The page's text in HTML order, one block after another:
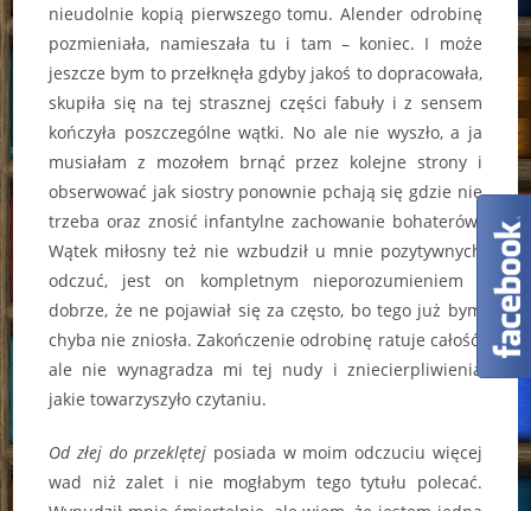
nieudolnie kopią pierwszego tomu. Alender odrobinę
pozmieniała, namieszała tu i tam – koniec. I może
jeszcze bym to przełknęła gdyby jakoś to dopracowała,
skupiła się na tej strasznej części fabuły i z sensem
kończyła poszczególne wątki. No ale nie wyszło, a ja
musiałam z mozołem brnąć przez kolejne strony i
obserwować jak siostry ponownie pchają się gdzie nie
trzeba oraz znosić infantylne zachowanie bohaterów.
Wątek miłosny też nie wzbudził u mnie pozytywnych
odczuć, jest on kompletnym nieporozumieniem i
dobrze, że ne pojawiał się za często, bo tego już bym
chyba nie zniosła. Zakończenie odrobinę ratuje całość,
ale nie wynagradza mi tej nudy i zniecierpliwienia
jakie towarzyszyło czytaniu.
Od złej do przeklętej posiada w moim odczuciu więcej
wad niż zalet i nie mogłabym tego tytułu polecać.